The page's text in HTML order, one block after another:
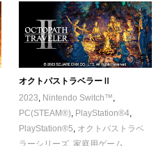
オクトパストラベラーⅡ
2023, Nintendo Switch™,
PC(STEAM®), PlayStation®4,
PlayStation®5, オクトパストラベ